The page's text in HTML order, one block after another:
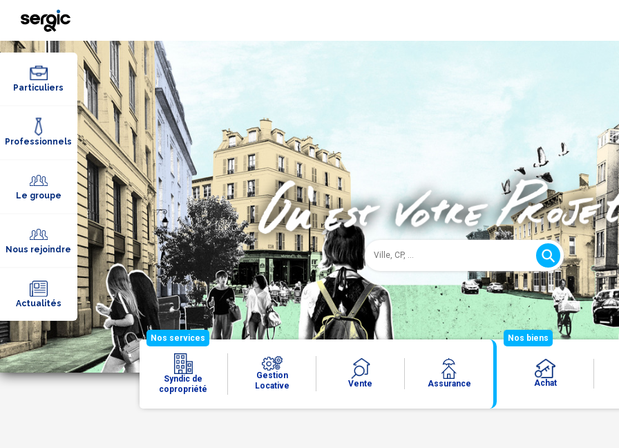
Particuliers
Professionnels
Le groupe
Nous rejoindre
Actualités
Nos services
Syndic de
copropriété
Gestion
Locative
Vente Assurance
Nos biens
Achat